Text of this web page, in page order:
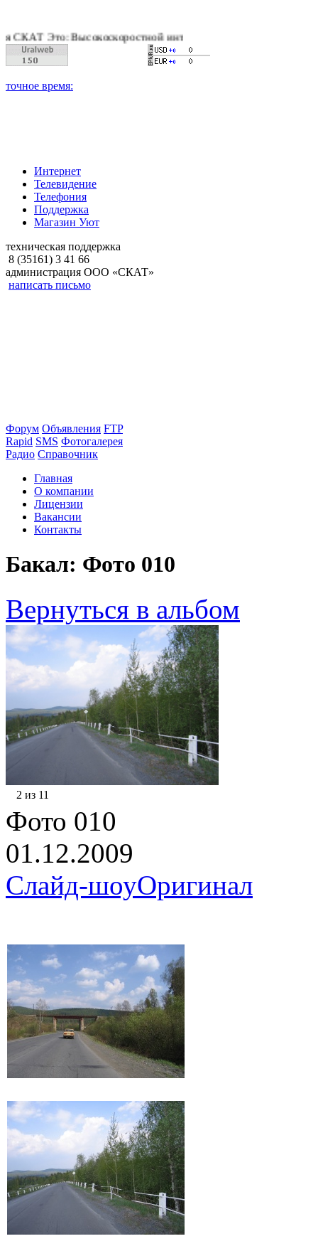
Это: Высокоскоростной интернет, качественное цифровое
Интернет
Телевидение
Телефония
Поддержка
Магазин Уют
техническая поддержка
8 (35161) 3 41 66
администрация ООО «СКАТ»
написать письмо
Форум Объявления FTP
Rapid SMS Фотогалерея
Радио Справочник
Главная
О компании
Лицензии
Вакансии
Контакты
Бакал: Фото 010
Вернуться в альбом
2 из 11
Фото 010
01.12.2009
Слайд-шоуОригинал